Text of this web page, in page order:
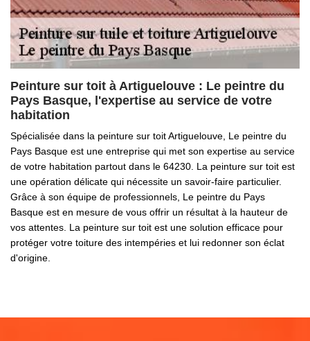
Peinture sur toit à Artiguelouve : Le peintre du
Pays Basque, l'expertise au service de votre
habitation
Spécialisée dans la peinture sur toit Artiguelouve, Le peintre du
Pays Basque est une entreprise qui met son expertise au service
de votre habitation partout dans le 64230. La peinture sur toit est
une opération délicate qui nécessite un savoir-faire particulier.
Grâce à son équipe de professionnels, Le peintre du Pays
Basque est en mesure de vous offrir un résultat à la hauteur de
vos attentes. La peinture sur toit est une solution efficace pour
protéger votre toiture des intempéries et lui redonner son éclat
d'origine.